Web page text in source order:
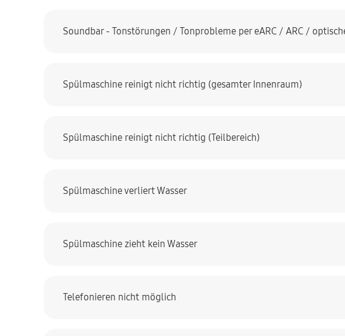
Soundbar - Tonstörungen / Tonprobleme per eARC / ARC /
Spülmaschine reinigt nicht richtig (gesamter Innenraum)
Spülmaschine reinigt nicht richtig (Teilbereich)
Spülmaschine verliert Wasser
Spülmaschine zieht kein Wasser
Telefonieren nicht möglich